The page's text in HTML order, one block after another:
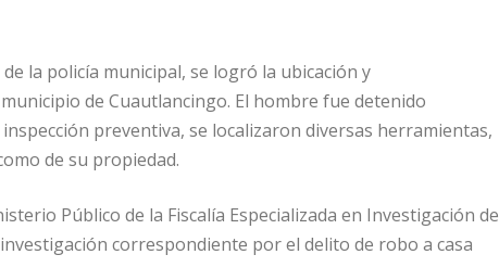
la policía municipal, se logró la ubicación y
de Cuautlancingo. El hombre fue detenido
preventiva, se localizaron diversas herramientas,
de su propiedad.
Público de la Fiscalía Especializada en Investigación de
correspondiente por el delito de robo a casa